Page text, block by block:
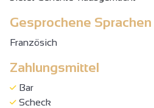
Gesprochene Sprachen
Französich
Zahlungsmittel
Bar
Scheck